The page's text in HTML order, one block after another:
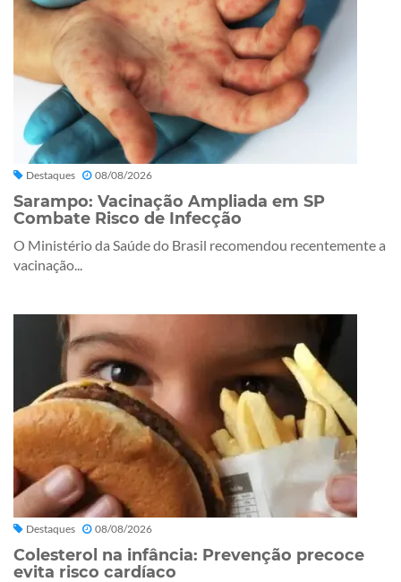
Destaques 08/08/2026
Sarampo: Vacinação Ampliada em SP
Combate Risco de Infecção
O Ministério da Saúde do Brasil recomendou recentemente a
vacinação...
Destaques 08/08/2026
Colesterol na infância: Prevenção precoce
evita risco cardíaco